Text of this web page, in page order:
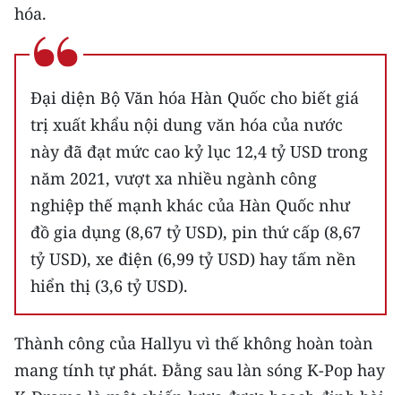
hóa.
Đại diện Bộ Văn hóa Hàn Quốc cho biết giá
trị xuất khẩu nội dung văn hóa của nước
này đã đạt mức cao kỷ lục 12,4 tỷ USD trong
năm 2021, vượt xa nhiều ngành công
nghiệp thế mạnh khác của Hàn Quốc như
đồ gia dụng (8,67 tỷ USD), pin thứ cấp (8,67
tỷ USD), xe điện (6,99 tỷ USD) hay tấm nền
hiển thị (3,6 tỷ USD).
Thành công của Hallyu vì thế không hoàn toàn
mang tính tự phát. Đằng sau làn sóng K-Pop hay